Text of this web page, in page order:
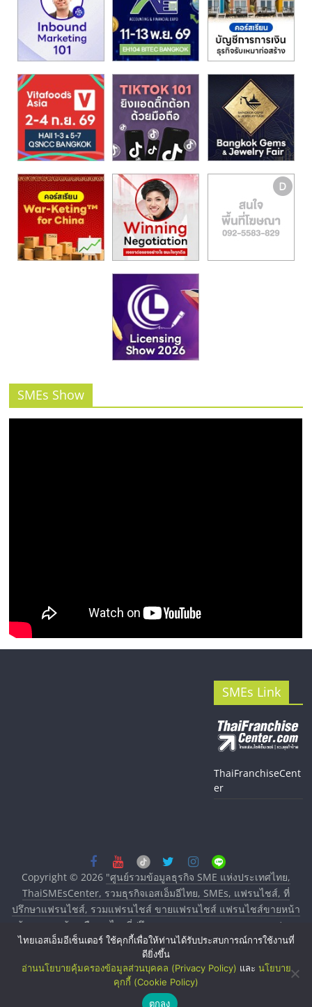
SMEs Show
SMEs Link
ThaiFranchiseCent
er
Copyright © 2026 "ศูนย์รวมข้อมูลธุรกิจ SME แห่งประเทศไทย,
ThaiSMEsCenter, รวมธุรกิจเอสเอ็มอีไทย, SMEs, แฟรนไชส์, ที่
ปรึกษาแฟรนไชส์, รวมแฟรนไชส์ ขายแฟรนไชส์ แฟรนไชส์ขายหน้า
บ้าน ลงทุนน้อย คืนทุนไว, ที่ปรึกษาการลงทุนและขยายสาขาแฟรน
ไชส์, ศูนย์รวมแฟรนไชส์ พร้อมทำเลสำหรับเปิดร้าน ปรึกษาฟรี,
บริการพัฒนาระบบแฟรนไชส์"
ไทยเอสเอ็มอีเซ็นเตอร์ ใช้คุกกี้เพื่อให้ท่านได้รับประสบการณ์การใช้งานที่
ดียิ่งขึ้น
อ่านนโยบายคุ้มครองข้อมูลส่วนบุคคล (Privacy Policy) และ นโยบาย
คุกกี้ (Cookie Policy)
ตกลง